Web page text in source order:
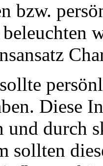
bzw.
Diese
und durch
sollten